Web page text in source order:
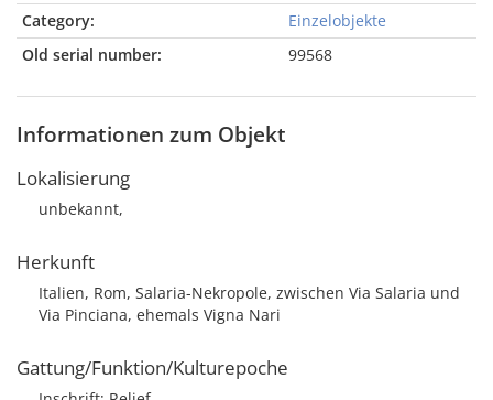
Category:
Einzelobjekte
Old serial number:
99568
Informationen zum Objekt
Lokalisierung
unbekannt,
Herkunft
Italien, Rom, Salaria-Nekropole, zwischen Via Salaria und
Via Pinciana, ehemals Vigna Nari
Gattung/Funktion/Kulturepoche